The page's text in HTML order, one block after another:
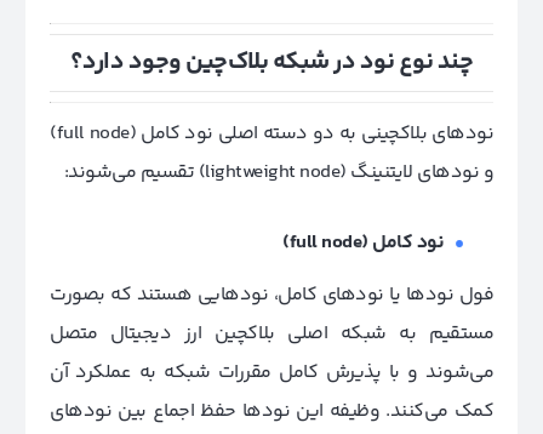
چند نوع نود در شبکه بلاک‌چین وجود دارد؟
نودهای بلاکچینی به دو دسته اصلی نود کامل
(full node)
و نودهای لایتنینگ (lightweight node) تقسیم می‌شوند:
نود کامل (full node)
فول نودها یا نودهای کامل، نودهایی هستند که بصورت
مستقیم به شبکه اصلی بلاکچین ارز دیجیتال متصل
می‌شوند و با پذیرش کامل مقررات شبکه به عملکرد آن
کمک می‌کنند. وظیفه این نودها حفظ اجماع بین نودهای